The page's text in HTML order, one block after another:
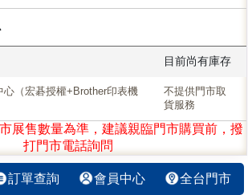
目前尚有庫存
心（宏碁授權+Brother印表機
不提供門市取
貨服務
展售數量為準，建議親臨門市購買前，撥
打門市電話詢問
訂單查詢 會員中心 全台門市